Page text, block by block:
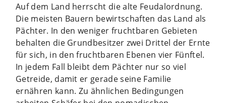
Auf dem Land herrscht die alte Feudalordnung.
Die meisten Bauern bewirtschaften das Land als
Pächter. In den weniger fruchtbaren Gebieten
behalten die Grundbesitzer zwei Drittel der Ernte
für sich, in den fruchtbaren Ebenen vier Fünftel.
In jedem Fall bleibt dem Pächter nur so viel
Getreide, damit er gerade seine Familie
ernähren kann. Zu ähnlichen Bedingungen